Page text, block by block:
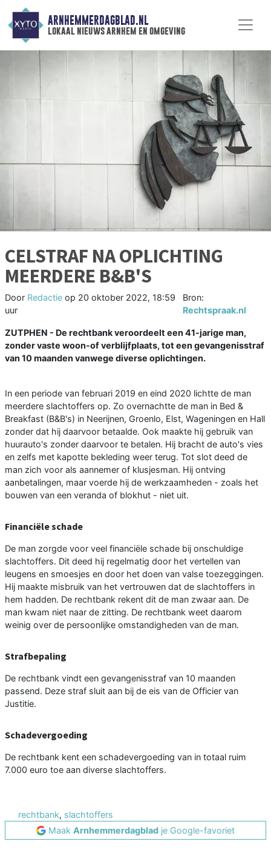
ARNHEMMERDAGBLAD.NL
lokaal nieuws arnhem en omgeving
CELSTRAF NA OPLICHTING
MEERDERE B&B'S
Door Redactie op 20 oktober 2022, 18:59
uur
Bron:
Rechtspraak.nl
ZUTPHEN - De rechtbank veroordeelt een 41-jarige man,
zonder vaste woon-of verblijfplaats, tot een gevangenisstraf
van 10 maanden vanwege diverse oplichtingen.
In een periode van februari 2019 en eind 2020 lichtte de man
meerdere slachtoffers op. Zo overnachtte de man in Bed &
Breakfast (B&B's) in Neerijnen, Groenlo, Elst, Wageningen en Hall
zonder dat hij daarvoor betaalde. Ook maakte hij gebruik van
huurauto's zonder daarvoor te betalen. Hij bracht de auto's vies
en zelfs met kapotte bekleding weer terug. Tot slot deed de
man zich voor als aannemer of klusjesman. Hij ontving
aanbetalingen, maar voerde hij de werkzaamheden - zoals het
bouwen van een veranda of blokhut - niet uit.
Financiële schade
De man zorgde voor veel financiële schade bij onschuldige
slachtoffers. Dit deed hij regelmatig door het vertellen van
leugens en smoesjes en door het doen van valse toezeggingen.
Hij maakte misbruik van het vertrouwen dat de slachtoffers in
hem hadden. De rechtbank rekent dit de man zwaar aan. De
man kwam niet naar de zitting. De rechtbank weet daarom
weinig over de persoonlijke omstandigheden van de man.
Strafbepaling
De rechtbank vindt een gevangenisstraf van 10 maanden
passend. Deze straf sluit aan bij de eis van de Officier van
Justitie.
Schadevergoeding
De rechtbank kent een schadevergoeding van in totaal ruim
7.000 euro toe aan diverse slachtoffers.
rechtbank, slachtoffers
Maak Arnhemmerdagblad je Google-favoriet